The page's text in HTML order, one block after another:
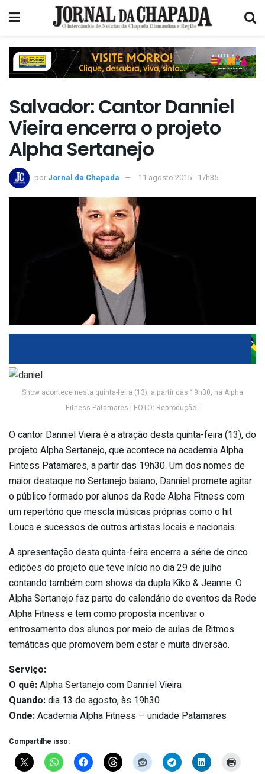
Salvador: Cantor Danniel
Vieira encerra o projeto
Alpha Sertanejo
por Jornal da Chapada 11 agosto 2015 - 17h35
Show acontece nesta quinta-feira (13), a partir das 19h30, na Alpha
Fitness Patamares | FOTO: Reprodução |
O cantor Danniel Vieira é a atração desta quinta-feira (13), do
projeto Alpha Sertanejo, que acontece na academia Alpha
Fintess Patamares, a partir das 19h30. Um dos nomes de
maior destaque no Sertanejo baiano, Danniel promete agitar
o público formado por alunos da Rede Alpha Fitness com
um repertório que mescla músicas próprias como o hit
Louca e sucessos de outros artistas locais e nacionais.
A apresentação desta quinta-feira encerra a série de cinco
edições do projeto que teve início no dia 29 de julho
contando também com shows da dupla Kiko & Jeanne. O
Alpha Sertanejo faz parte do calendário de eventos da Rede
Alpha Fitness e tem como proposta incentivar o
entrosamento dos alunos por meio de aulas de Ritmos
temáticas que promovem bem estar e muita diversão.
Serviço:
O quê:Alpha Sertanejo com Danniel Vieira
Quando:dia 13 de agosto, às 19h30
Onde:Academia Alpha Fitness – unidade Patamares
Compartilhe isso: